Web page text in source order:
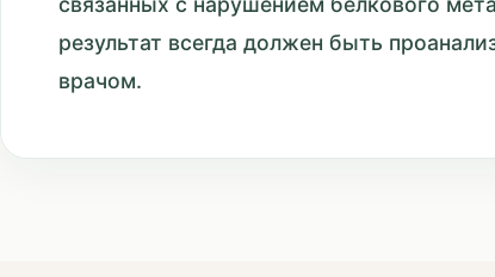
результат всегда должен быть
врачом.